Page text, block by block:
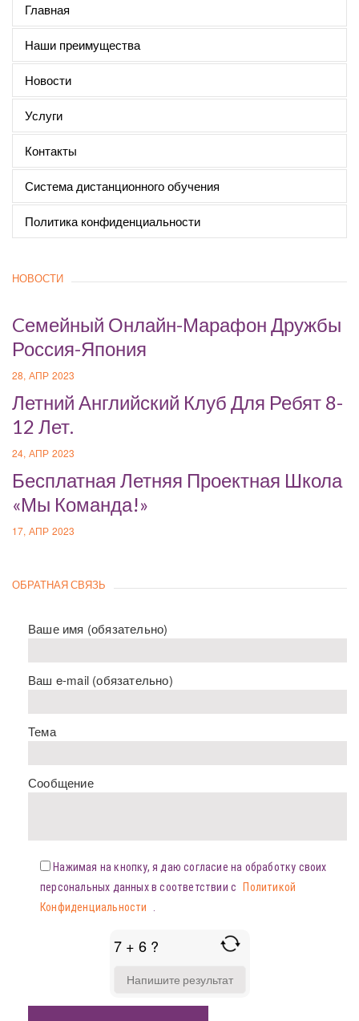
Главная
Наши преимущества
Новости
Услуги
Контакты
Система дистанционного обучения
Политика конфиденциальности
НОВОСТИ
Cемейный Онлайн-Марафон Дружбы
Россия-Япония
28, АПР 2023
Летний Английский Клуб Для Ребят 8-
12 Лет.
24, АПР 2023
Бесплатная Летняя Проектная Школа
«Мы Команда!»
17, АПР 2023
ОБРАТНАЯ СВЯЗЬ
Ваше имя (обязательно)
Ваш e-mail (обязательно)
Тема
Сообщение
Нажимая на кнопку, я даю согласие на обработку своих
персональных данных в соответствии с
Политикой
Конфиденциальности
7 + 6 ?
FOR